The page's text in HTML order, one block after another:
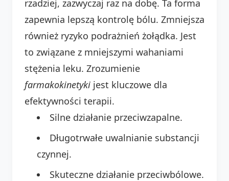
rzadziej, zazwyczaj raz na dobę. Ta forma
zapewnia lepszą kontrolę bólu. Zmniejsza
również ryzyko podrażnień żołądka. Jest
to związane z mniejszymi wahaniami
stężenia leku. Zrozumienie
farmakokinetyki jest kluczowe dla
efektywności terapii.
Silne działanie przeciwzapalne.
Długotrwałe uwalnianie substancji
czynnej.
Skuteczne działanie przeciwbólowe.